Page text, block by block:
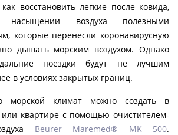
восстановить легкие после ковида,
насыщении воздуха полезными
которые перенесли коронавирусную
дышать морским воздухом. Однако
поездки будут не лучшим
в условиях закрытых границ.
морской климат можно создать в
или квартире с помощью очистителем-
Beurer Maremed® MK 500.